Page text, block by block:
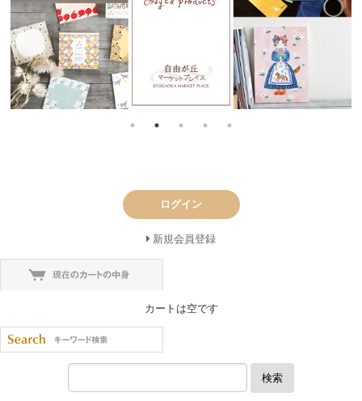
ログイン
新規会員登録
カートは空です
検索